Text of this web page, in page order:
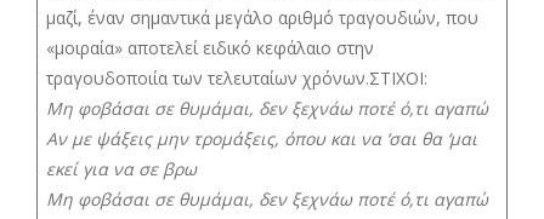
μαζί, έναν σημαντικά μεγάλο αριθμό τραγουδιών, που
«μοιραία» αποτελεί ειδικό κεφάλαιο στην
τραγουδοποιία των τελευταίων χρόνων.ΣΤΙΧΟΙ:
Μη φοβάσαι σε θυμάμαι, δεν ξεχνάω ποτέ ό,τι αγαπώ
Αν με ψάξεις μην τρομάξεις, όπου και να ‘σαι θα ‘μαι
εκεί για να σε βρω
Μη φοβάσαι σε θυμάμαι, δεν ξεχνάω ποτέ ό,τι αγαπώ